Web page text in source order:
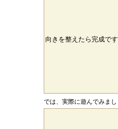
向きを整えたら完成で
では、実際に遊んでみま